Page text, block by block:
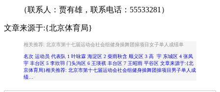
（联系人：贾有雄，联系电话：55533281）
文章来源于:{北京体育局}
相关推荐: 北京市第十七届运动会社会组健身操舞团操项目女子单人成绩单
名次 运动员 代表队 1 叶咏霖 海淀区 2 柴雨秋含 顺义区 3 高 宇 东城区 4 张凤
宇 丰台区 5 李欣羽 门头沟区 6 王瑛祺 丰台区 7 王昭雨 平谷区 文章来源于:{北
京体育局}相关推荐: 北京市第十七届运动会社会组健身操舞团操项目男子单人成
绩…